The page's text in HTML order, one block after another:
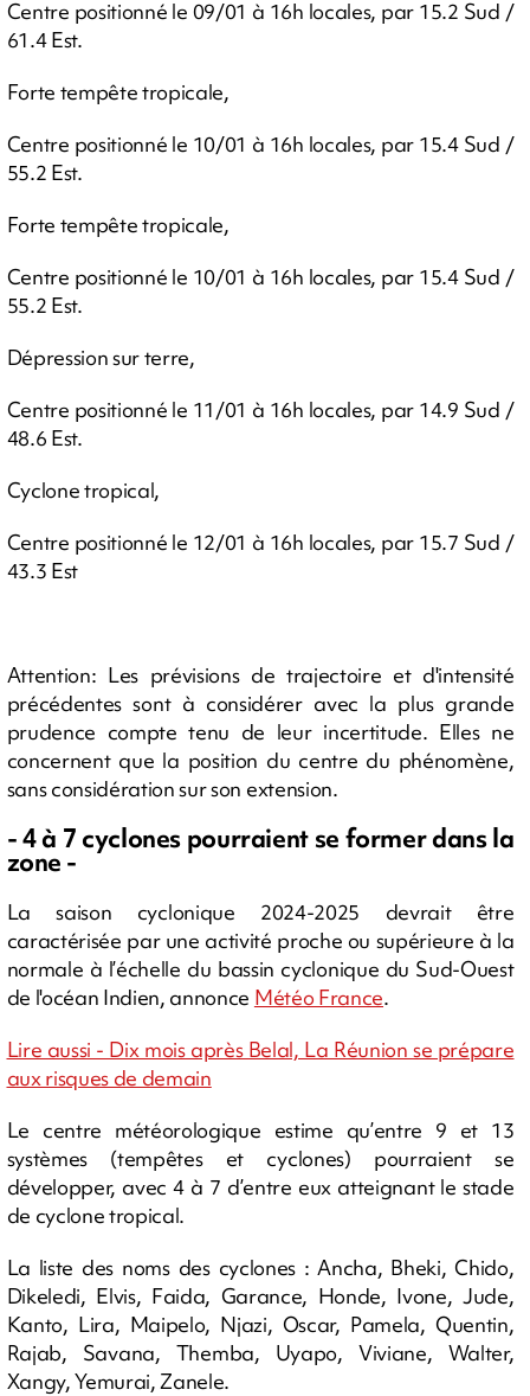
Centre positionné le 09/01 à 16h locales, par 15.2 Sud /
61.4 Est.
Forte tempête tropicale,
Centre positionné le 10/01 à 16h locales, par 15.4 Sud /
55.2 Est.
Forte tempête tropicale,
Centre positionné le 10/01 à 16h locales, par 15.4 Sud /
55.2 Est.
Dépression sur terre,
Centre positionné le 11/01 à 16h locales, par 14.9 Sud /
48.6 Est.
Cyclone tropical,
Centre positionné le 12/01 à 16h locales, par 15.7 Sud /
43.3 Est
Attention: Les prévisions de trajectoire et d'intensité
précédentes sont à considérer avec la plus grande
prudence compte tenu de leur incertitude. Elles ne
concernent que la position du centre du phénomène,
sans considération sur son extension.
- 4 à 7 cyclones pourraient se former dans la
zone -
La saison cyclonique 2024-2025 devrait être
caractérisée par une activité proche ou supérieure à la
normale à l’échelle du bassin cyclonique du Sud-Ouest
de l'océan Indien, annonce Météo France.
Lire aussi - Dix mois après Belal, La Réunion se prépare
aux risques de demain
Le centre météorologique estime qu’entre 9 et 13
systèmes (tempêtes et cyclones) pourraient se
développer, avec 4 à 7 d’entre eux atteignant le stade
de cyclone tropical.
La liste des noms des cyclones : Ancha, Bheki, Chido,
Dikeledi, Elvis, Faida, Garance, Honde, Ivone, Jude,
Kanto, Lira, Maipelo, Njazi, Oscar, Pamela, Quentin,
Rajab, Savana, Themba, Uyapo, Viviane, Walter,
Xangy, Yemurai, Zanele.